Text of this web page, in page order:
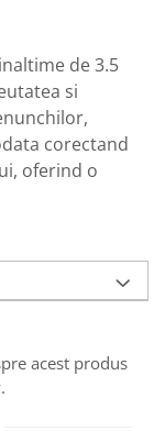
de 3.5
si
corectand
oferind o
acest produs